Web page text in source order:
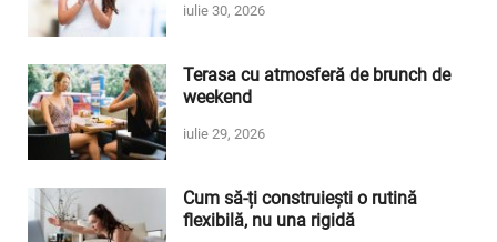
iulie 30, 2026
Terasa cu atmosferă de brunch de
weekend
iulie 29, 2026
Cum să-ți construiești o rutină
flexibilă, nu una rigidă